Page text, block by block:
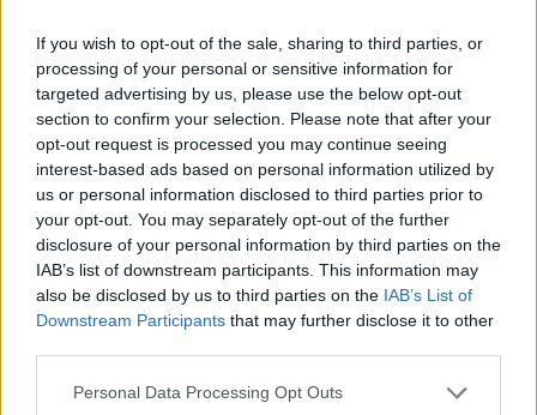
If you wish to opt-out of the sale, sharing to third parties, or
processing of your personal or sensitive information for
targeted advertising by us, please use the below opt-out
section to confirm your selection. Please note that after your
opt-out request is processed you may continue seeing
interest-based ads based on personal information utilized by
us or personal information disclosed to third parties prior to
your opt-out. You may separately opt-out of the further
disclosure of your personal information by third parties on the
IAB’s list of downstream participants. This information may
also be disclosed by us to third parties on the IAB’s List of
Downstream Participants that may further disclose it to other
Please note that this website/app uses one or more Google
Personal Data Processing Opt Outs
Un eclipse solar es un espectáculo natural que…
CIENCIA Y TECNOLOGÍA